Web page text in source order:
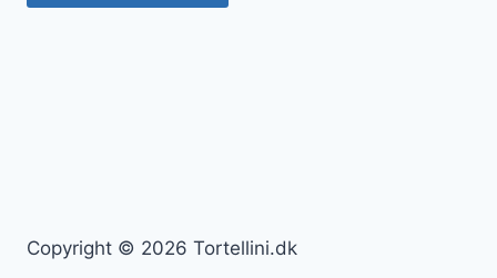
Copyright © 2026 Tortellini.dk